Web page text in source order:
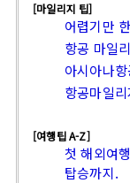
[마일리지 팁]
어렵기만
항공 마일
아시아나
항공마일
[여행팁 A-Z]
첫 해외여
탑승까지.